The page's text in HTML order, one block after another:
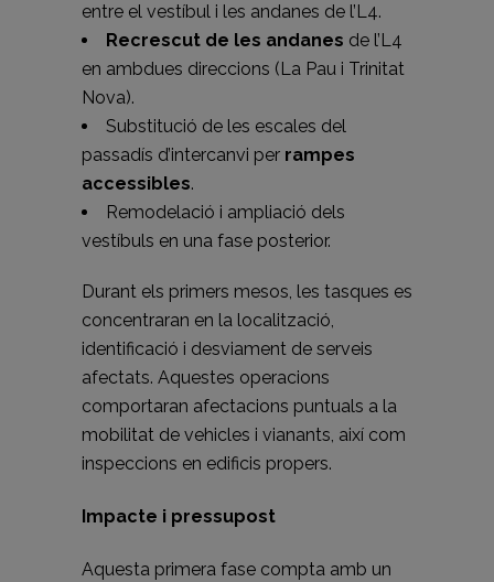
entre el vestíbul i les andanes de l’L4.
Recrescut de les andanes de l’L4
en ambdues direccions (La Pau i Trinitat
Nova).
Substitució de les escales del
passadís d’intercanvi per rampes
accessibles.
Remodelació i ampliació dels
vestíbuls en una fase posterior.
Durant els primers mesos, les tasques es
concentraran en la localització,
identificació i desviament de serveis
afectats. Aquestes operacions
comportaran afectacions puntuals a la
mobilitat de vehicles i vianants, així com
inspeccions en edificis propers.
Impacte i pressupost
Aquesta primera fase compta amb un